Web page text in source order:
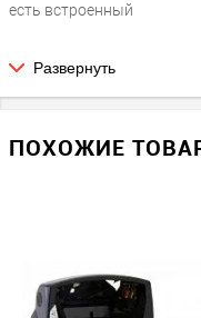
есть встроенный
Экран
Нет
1D/2D (для ЕГАИС)
1D / 2D (ЕГАИС)
Развернуть
ПОХОЖИЕ